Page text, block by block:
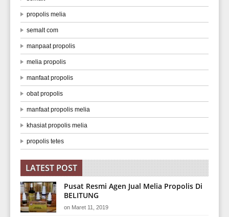
propolis melia
semalt com
manpaat propolis
melia propolis
manfaat propolis
obat propolis
manfaat propolis melia
khasiat propolis melia
propolis tetes
LATEST POST
Pusat Resmi Agen Jual Melia Propolis Di
BELITUNG
on Maret 11, 2019